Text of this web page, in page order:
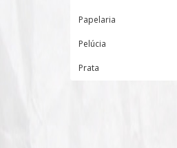
Papelaria
Pelúcia
Prata